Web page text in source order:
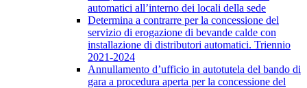
automatici all’interno dei locali della sede
​Determina a contrarre per la concessione del
servizio di erogazione di bevande calde con
installazione di distributori automatici. Triennio
2021-2024
Annullamento d’ufficio in autotutela del bando di
gara a procedura aperta per la concessione del